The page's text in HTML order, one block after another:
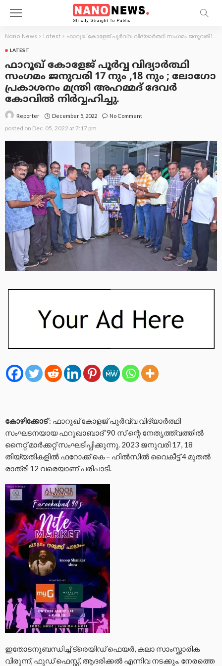
Nano News > Latest > ഫാറൂഖ് കോളേജ് പൂർവ്വ വിദ്യാർത്ഥി സംഗമം ജനുവരി 17 നും ,18 നും ; ലോഗോ പ്രകാശനം മന്ത്രി അഹമ്മദ് ദേവർ കോവിൽ നിർവ്വഹിച്ചു.
LATEST
ഫാറൂഖ് കോളേജ് പൂർവ്വ വിദ്യാർത്ഥി
സംഗമം ജനുവരി 17 നും ,18 നും ; ലോഗോ
പ്രകാശനം മന്ത്രി അഹമ്മദ് ദേവർ
കോവിൽ നിർവ്വഹിച്ചു.
Reporter December 5, 2022 No Comment
posted on Dec. 05, 2022 at 7:17 pm
കോഴിക്കോട്: ഫാറൂഖ് കോളജ് പൂർവ്വ വിദ്യാർത്ഥി
സംഘടനയായ ഫറൂഖാബാദ് ’90 സ് ന്റെ നേതൃത്ത്വത്തിൽ
നൈറ്റ് മാർക്കറ്റ് സംഘടിപ്പിക്കുന്നു. 2023 ജനുവരി 17, 18
തിയ്യതികളിൽ ഫറോക്ക് കെ – ഹിൽസിൽ വൈകീട്ട് 4 മുതൽ
രാത്രി 12 വരെയാണ് പരിപാടി.
ഇതോടനുബന്ധിച്ച് ട്രെയിഡ് ഫെയർ, കലാ സാംസ്ക്കാരിക
വിരുന്ന്, ഫുഡ് ഫെസ്റ്റ്, ആദരിക്കൽ എന്നിവ നടക്കും. നേരത്തെ